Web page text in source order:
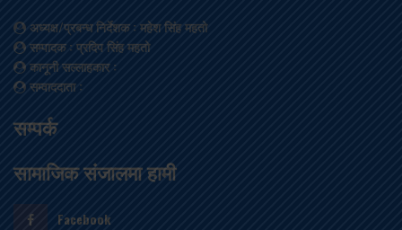
अध्यक्ष/प्रबन्ध निर्देशक: महेश सिंह महतो
सम्पादक: प्रदिप सिंह महतो
कानूनी सल्लाहकार:
सम्वाददाता:
सम्पर्क
सामाजिक संजालमा हामी
Facebook